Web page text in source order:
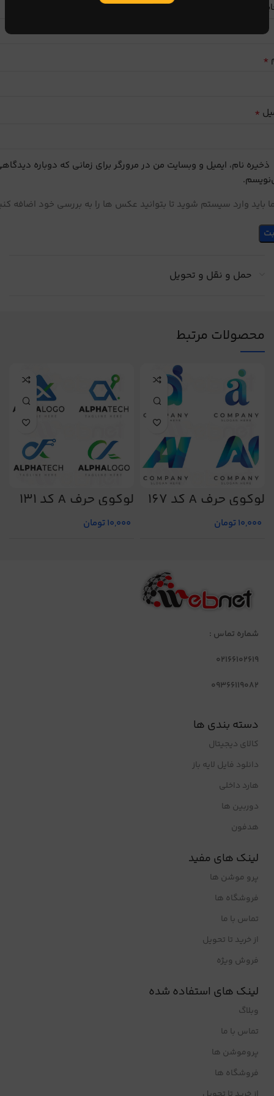
*
*
ذخیره نام، ایمیل و وبسایت من در مرورگر برای زمانی که دوباره
باید وارد سیستم شوید تا بتوانید عکس ها را به بررسی خود اضافه
حمل و نقل و تحویل
محصولات مرتبط
لوگوی حرف A کد 167
10,000تومان
لوگوی حرف A کد 131
10,000تومان
شماره تماس :
02166102619
09366119082
دسته بندی ها
کالای دیجیتال
دانلود فایل لایه باز
هارد داخلی
دوربین ها
هدفون
لینک های مفید
پرو موشن ها
فروشگاه ها
تماس با ما
از خرید تا تحویل
فروش ویژه
لینک های استفاده شده
وبلاگ
تماس با ما
پروموشن ها
فروشگاه ها